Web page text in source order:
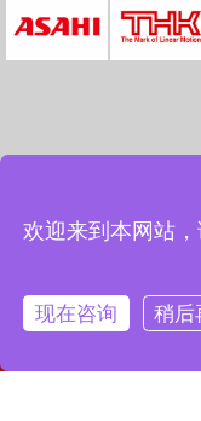
联系我们
欢迎来到本网站
现在咨询 稍后